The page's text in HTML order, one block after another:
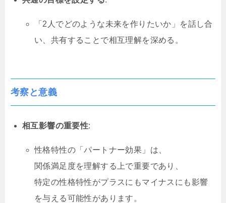
「2人でどのような未来を作りたいか」を話し合
い、共有することで相互理解を深める。
考察と意義
相互影響の重要性:
性格特性の「パートナー効果」は、
関係満足度を理解する上で重要であり、
特定の性格特性がプラスにもマイナスにも影響
を与える可能性があります。